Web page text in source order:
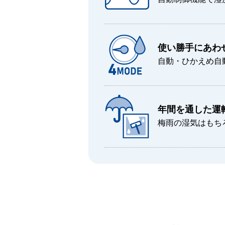
使い勝手にあわ
自動・ひかえめ
年間を通した運
梅雨の湿気はもち